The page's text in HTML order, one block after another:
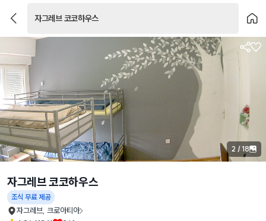
자그레브 코코하우스
2 / 18
자그레브 코코하우스
조식 무료제공
자그레브 크로아티아